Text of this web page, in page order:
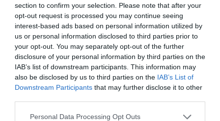
section to confirm your selection. Please note that after your
opt-out request is processed you may continue seeing
interest-based ads based on personal information utilized by
us or personal information disclosed to third parties prior to
your opt-out. You may separately opt-out of the further
disclosure of your personal information by third parties on the
IAB’s list of downstream participants. This information may
also be disclosed by us to third parties on the IAB’s List of
Downstream Participants that may further disclose it to other
Personal Data Processing Opt Outs